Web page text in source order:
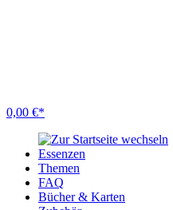
0,00 €*
Essenzen
Themen
FAQ
Bücher & Karten